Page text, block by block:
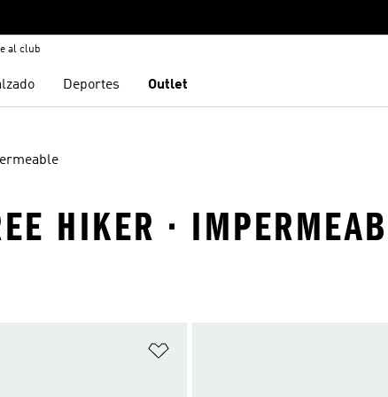
al club
Deportes Outlet
HIKER ·